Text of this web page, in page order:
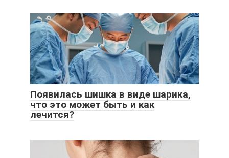
Появилась шишка в виде шарика,
что это может быть и как
лечится?